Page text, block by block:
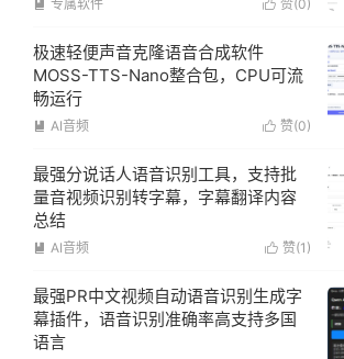
 赞(0)
 专属软件
极速轻便声音克隆语音合成软件
MOSS-TTS-Nano整合包，CPU可流
畅运行
 赞(0)
 AI音频
最强分说话人语音识别工具，支持批
量音视频识别转字幕，字幕翻译内容
总结
 赞(1 )
 AI音频
最强PR中文视频自动语音识别生成字
幕插件，语音识别准确率高支持多国
语言